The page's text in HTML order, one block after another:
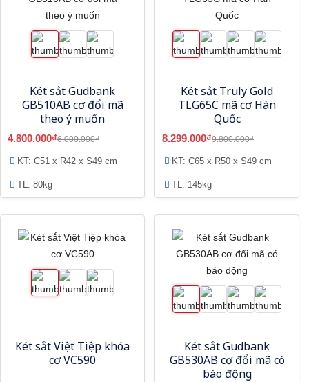
Két sắt Gudbank
GB510AB cơ đổi mã
theo ý muốn
4.800.000₫6.000.000₫
KT: C51 x R42 x S49 cm
TL: 80kg
Két sắt Truly Gold
TLG65C mã cơ Hàn
Quốc
8.299.000₫9.800.000₫
KT: C65 x R50 x S49 cm
TL: 145kg
Két sắt Việt Tiệp khóa
cơ VC590
Két sắt Gudbank
GB530AB cơ đổi mã có
báo động